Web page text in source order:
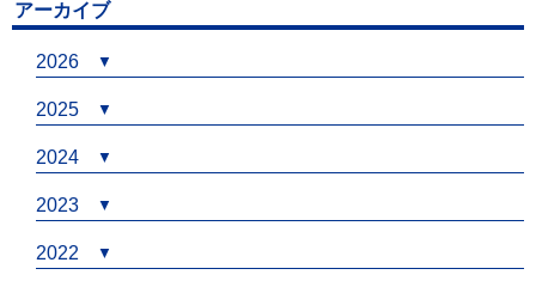
アーカイブ
2026
2025
2024
2023
2022